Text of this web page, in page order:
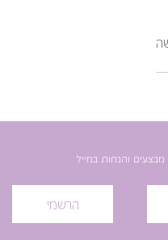
מבצעים והנחות במייל
הרשמי